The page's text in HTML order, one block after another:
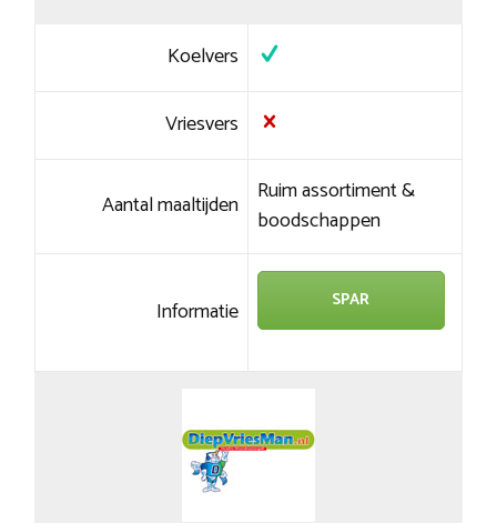
Koelvers
Vriesvers
Aantal maaltijden Ruim assortiment &
boodschappen
Informatie SPAR